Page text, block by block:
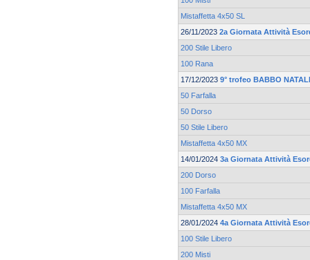
Mistaffetta 4x50 SL
26/11/2023 2a Giornata Attività
200 Stile Libero
100 Rana
17/12/2023 9° trofeo BABBO
50 Farfalla
50 Dorso
50 Stile Libero
Mistaffetta 4x50 MX
14/01/2024 3a Giornata Attività
200 Dorso
100 Farfalla
Mistaffetta 4x50 MX
28/01/2024 4a Giornata Attività
100 Stile Libero
200 Misti